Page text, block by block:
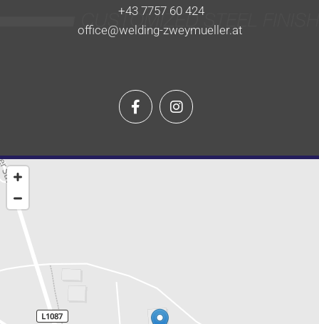
+43 7757 60 424
office@welding-zweymueller.at